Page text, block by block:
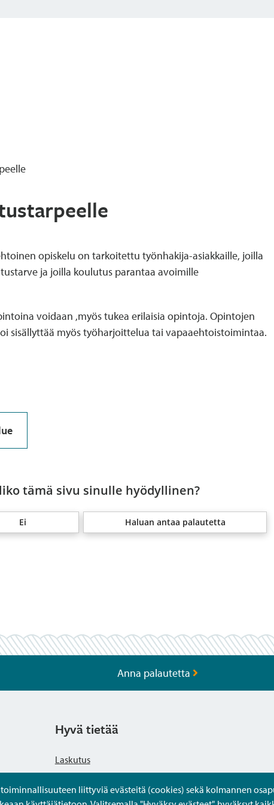
opiskelu on tarkoitettu työnhakija-asiakkaille, joilla
ja joilla koulutus parantaa avoimille
voidaan ,myös tukea erilaisia opintoja. Opintojen
sisällyttää myös työharjoittelua tai vapaaehtoistoimintaa.
tämä sivu sinulle hyödyllinen?
Ei Haluan antaa palautetta
liittyviä evästeitä (cookies) sekä kolmannen
Anna palautetta
Hyvä tietää
Laskutus
Tietosuojaseloste